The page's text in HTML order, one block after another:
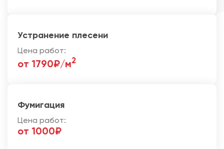
Устранение плесени
Цена работ:
от 1790₽/м2
Фумигация
Цена работ:
от 1000₽